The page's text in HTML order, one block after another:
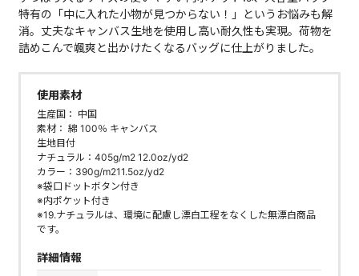
特有の「中に入れた小物が見つからない！」というお悩みも解
消。丈夫なキャンバス生地を使用し高い耐久性も実現。荷物を
詰めこんで颯爽と出かけたくなるバッグに仕上がりました。
使用素材
生産国： 中国
素材： 綿 100％ キャンバス
生地目付
ナチュラル：405g/m2 12.0oz/yd2
カラー：390g/m211.5oz/yd2
※袋口ドットボタン付き
※内ポケット付き
※19.ナチュラルは、環境に配慮し漂白工程をなくした無漂白商品
です。
詳細情報